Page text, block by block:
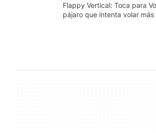
Flappy Vertical: Toca para
pájaro que intenta volar